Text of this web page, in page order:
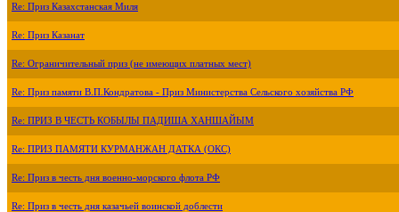
Re: Приз Казахстанская Миля
Re: Приз Казанат
Re: Ограничительный приз (не имеющих платных мест)
Re: Приз памяти В.П.Кондратова - Приз Министерства Сельского хозяйства РФ
Re: ПРИЗ В ЧЕСТЬ КОБЫЛЫ ПАДИША ХАНШАЙЫМ
Re: ПРИЗ ПАМЯТИ КУРМАНЖАН ДАТКА (ОКС)
Re: Приз в честь дня военно-морского флота РФ
Re: Приз в честь дня казачьей воинской доблести